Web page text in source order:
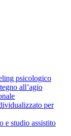
psicologico
all’agio
per
e studio assistito